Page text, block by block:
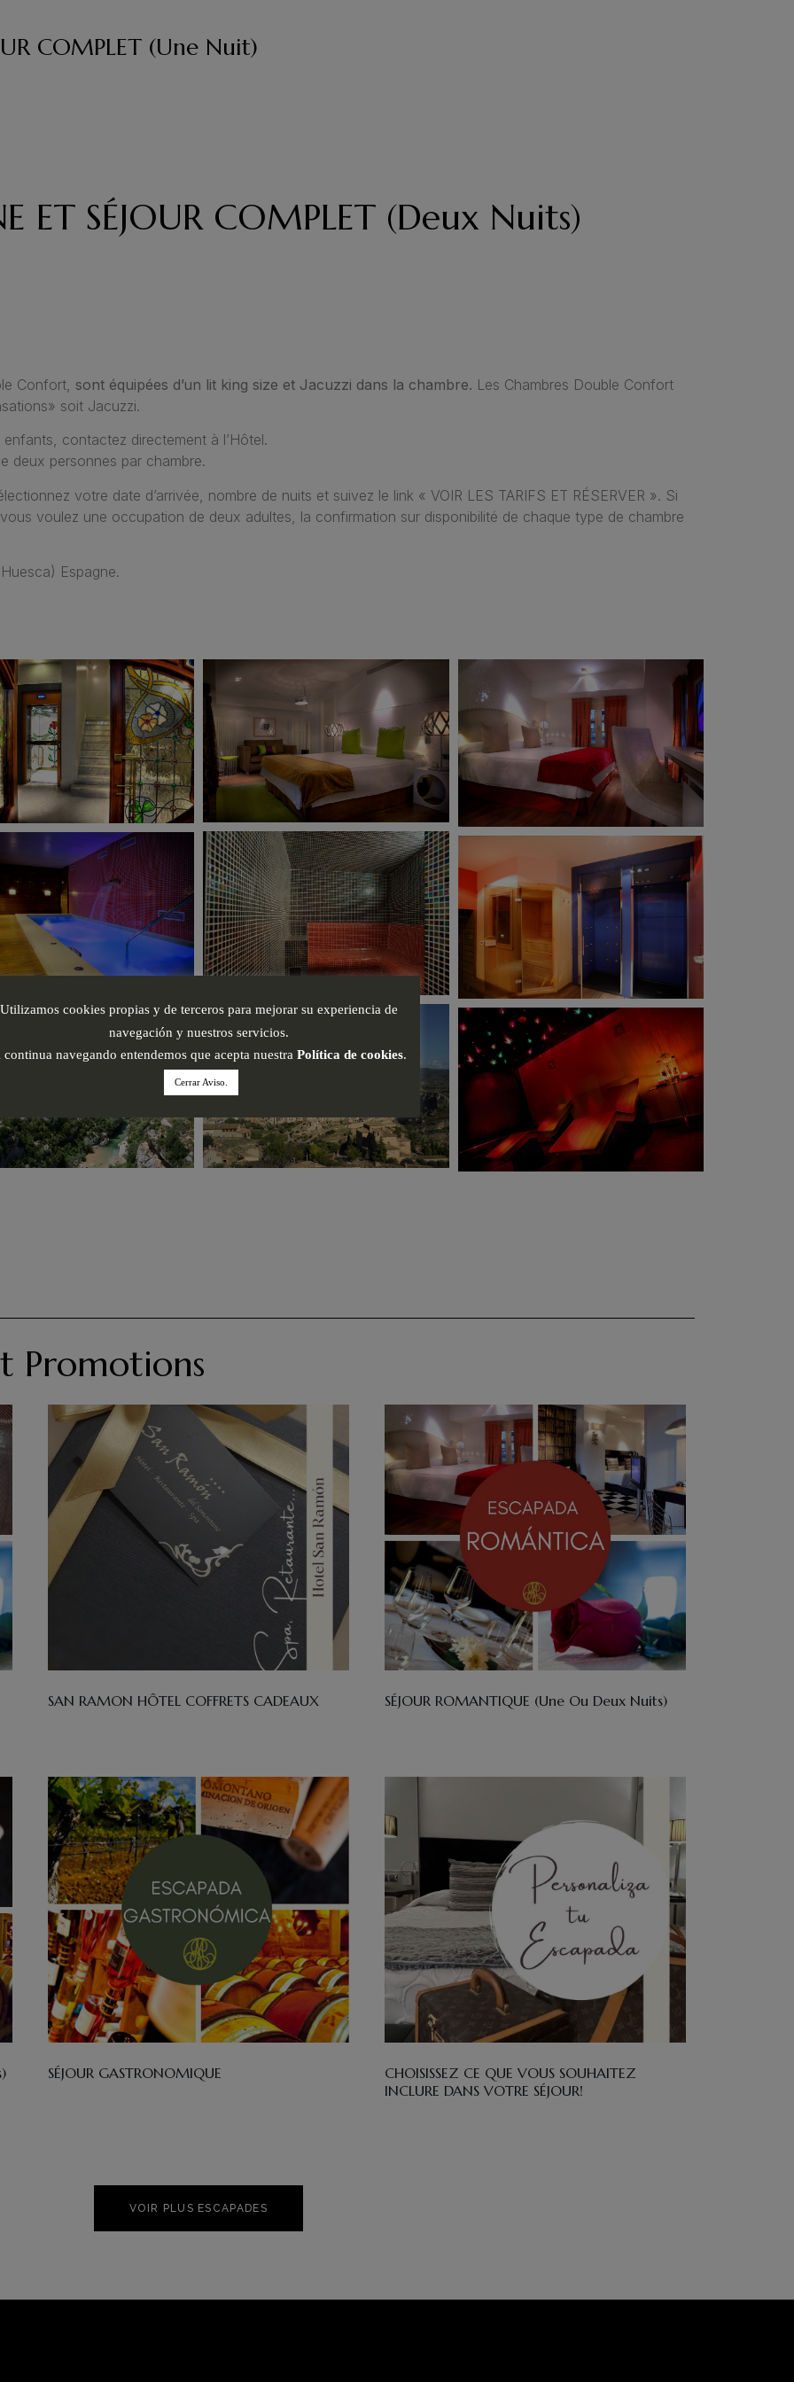
COMPLET (une Nuit)
ET SÉJOUR COMPLET (deux Nuits)
Confort, sont équipées d’un lit king size et Jacuzzi dans la chambre. Les Chambres Double Confort
soit Jacuzzi.
contactez directement à l’Hôtel.
deux personnes par chambre.
votre date d’arrivée, nombre de nuits et suivez le link « VOIR LES TARIFS ET RÉSERVER ». Si
voulez une occupation de deux adultes, la confirmation sur disponibilité de chaque type de chambre
Espagne.
Promotions
SAN RAMON HÔTEL COFFRETS CADEAUX SÉJOUR ROMANTIQUE (une Ou Deux Nuits)
SÉJOUR GASTRONOMIQUE
CHOISISSEZ CE QUE VOUS SOUHAITEZ
INCLURE DANS VOTRE SÉJOUR!
VOIR PLUS ESCAPADES
Utilizamos cookies propias y de terceros para mejorar su experiencia de
navegación y nuestros servicios.
continua navegando entendemos que acepta nuestra Política de cookies.
Cerrar Aviso.